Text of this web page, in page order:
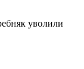
уволили